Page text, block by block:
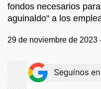
fondos necesarios
aguinaldo" a los
29 de noviembre de 2023